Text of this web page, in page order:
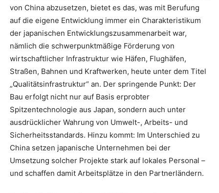
von China abzusetzen, bietet es das, was mit Berufung
auf die eigene Entwicklung immer ein Charakteristikum
der japanischen Entwicklungszusammenarbeit war,
nämlich die schwerpunktmäßige Förderung von
wirtschaftlicher Infrastruktur wie Häfen, Flughäfen,
Straßen, Bahnen und Kraftwerken, heute unter dem Titel
„Qualitätsinfrastruktur“ an. Der springende Punkt: Der
Bau erfolgt nicht nur auf Basis erprobter
Spitzentechnologie aus Japan, sondern auch unter
ausdrücklicher Wahrung von Umwelt-, Arbeits- und
Sicherheitsstandards. Hinzu kommt: Im Unterschied zu
China setzen japanische Unternehmen bei der
Umsetzung solcher Projekte stark auf lokales Personal –
und schaffen damit Arbeitsplätze in den Partnerländern.